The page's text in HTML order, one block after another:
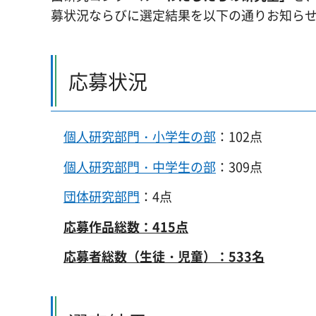
募状況ならびに選定結果を以下の通りお知ら
応募状況
個人研究部門・小学生の部 ：102点
個人研究部門・中学生の部 ：309点
団体研究部門 ：4点
応募作品総数：415点
応募者総数（生徒・児童）：533名